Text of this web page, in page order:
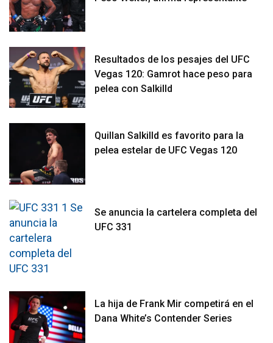
Resultados de los pesajes del UFC
Vegas 120: Gamrot hace peso para
pelea con Salkilld
Quillan Salkilld es favorito para la
pelea estelar de UFC Vegas 120
Se anuncia la cartelera completa del
UFC 331
La hija de Frank Mir competirá en el
Dana White’s Contender Series